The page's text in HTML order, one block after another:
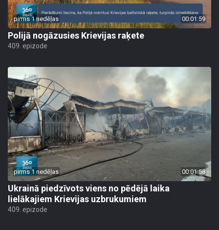
pirms 1 nedēļas 00:01:59
Polijā nogāzusies Krievijas raķete
409. epizode
pirms 1 nedēļas 00:01:58
Ukrainā piedzīvots viens no pēdējā laika
lielākajiem Krievijas uzbrukumiem
409. epizode